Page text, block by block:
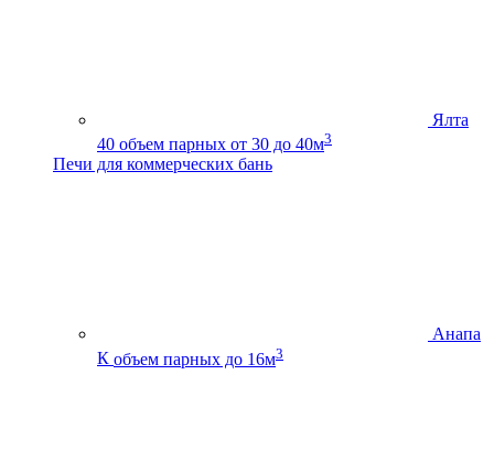
Ялта
40 объем парных от 30 до 40м3
Печи для коммерческих бань
Анапа
К объем парных до 16м3